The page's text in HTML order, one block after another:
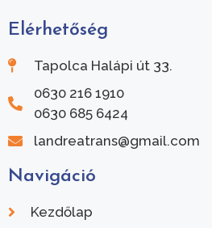
Elérhetőség
Tapolca Halápi út 33.
0630 216 1910
0630 685 6424
landreatrans@gmail.com
Navigáció
Kezdőlap